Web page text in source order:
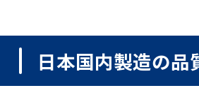
日本国内製造の品